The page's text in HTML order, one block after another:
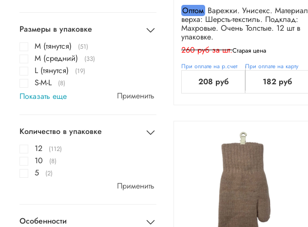
ОптомВарежки. Унисекс. Материал
верха: Шерсть-текстиль. Подклад:
Махровые. Очень Толстые. 12 шт в
упаковке.
260 руб за шт.Старая цена
При оплате на р.счет
208 руб
При оплате на карту
182 руб
Размеры в упаковке
М (тянутся)
(51)
М (средний) (33)
L (тянутся) (19)
S-M-L (8)
Показать еще Применить
Количество в упаковке
12
(112)
10 (8)
5 (2)
Применить
Особенности